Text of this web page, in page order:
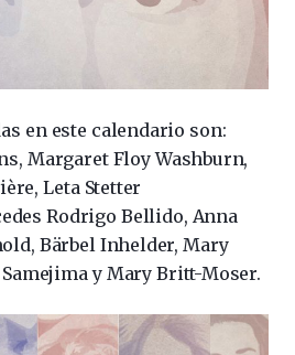
en este calendario son:
Margaret FloyWashburn,
Leta Stetter
Rodrigo Bellido, Anna
Bärbel Inhelder, Mary
y Mary Britt-Moser.